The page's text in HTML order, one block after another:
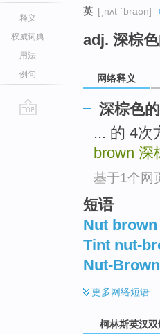
释义
权威词典
用法
例句
英 [ˌnʌt ˈbraʊn]
adj. 深棕
网络释义
深棕色的
... 的 4次
brown 深
基于1个网
短语
Nut brown
Tint nut-
Nut-
更多网络短语
柯林斯英汉